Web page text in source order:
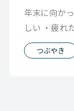
年末に向か
しい ・疲れ
のですが こ
つぶやき